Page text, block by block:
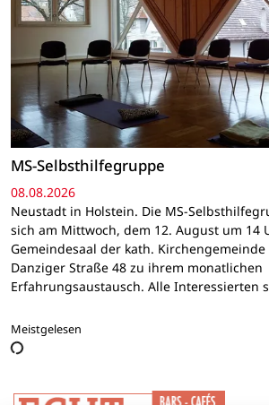
MS-Selbsthilfegruppe
08.08.2026
Neustadt in Holstein. Die MS-
sich am Mittwoch, dem 12. August um 14
Gemeindesaal der kath. Kirchengemeinde
Danziger Straße 48 zu ihrem monatlichen
Erfahrungsaustausch. Alle Interessierten
Meistgelesen